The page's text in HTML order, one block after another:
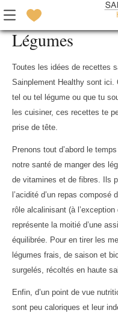
Légumes
Toutes les idées de recettes
Sainplement Healthy sont ici.
tel ou tel légume ou que tu
les cuisiner, ces recettes te
prise de tête.
Prenons tout d’abord le
notre santé de manger des
de vitamines et de fibres. Ils
l’acidité d’un repas
rôle alcalinisant (à
représente la moitié d’une
équilibrée. Pour en tirer les
légumes frais, de saison et
surgelés, récoltés en haute
Enfin, d’un point de vue
sont peu caloriques et leur